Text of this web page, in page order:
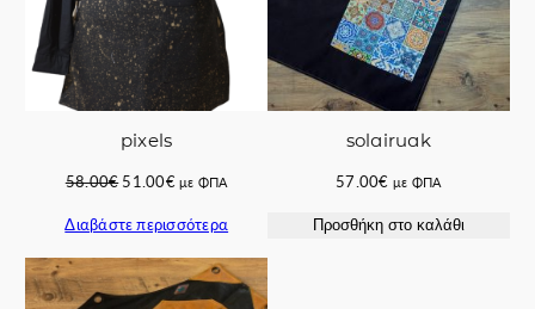
pixels
58.00€ Original
was:
51.00€Η
τιμή
51.00€.
με ΦΠΑ
Διαβάστε περισσότερα
solairuak
57.00€ με ΦΠΑ
Προσθήκη στο καλάθι